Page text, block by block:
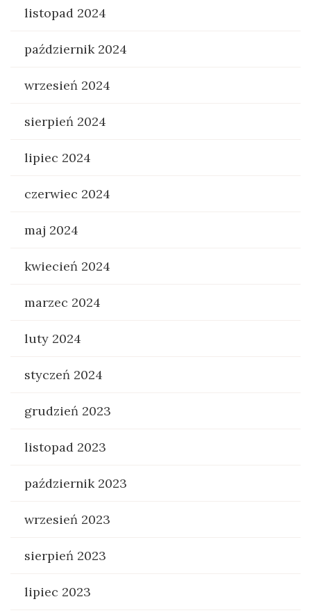
listopad 2024
październik 2024
wrzesień 2024
sierpień 2024
lipiec 2024
czerwiec 2024
maj 2024
kwiecień 2024
marzec 2024
luty 2024
styczeń 2024
grudzień 2023
listopad 2023
październik 2023
wrzesień 2023
sierpień 2023
lipiec 2023